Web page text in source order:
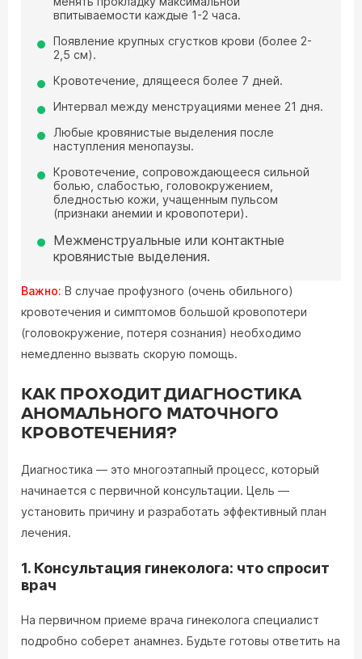
впитываемости каждые 1-2 часа.
Появление крупных сгустков крови (более 2-
2,5 см).
Кровотечение, длящееся более 7 дней.
Интервал между менструациями менее 21 дня.
Любые кровянистые выделения после
наступления менопаузы.
Кровотечение, сопровождающееся сильной
болью, слабостью, головокружением,
бледностью кожи, учащенным пульсом
(признаки анемии и кровопотери).
Межменструальные или контактные
кровянистые выделения.
Важно: В случае профузного (очень обильного)
кровотечения и симптомов большой кровопотери
(головокружение, потеря сознания) необходимо
немедленно вызвать скорую помощь.
КАК ПРОХОДИТ ДИАГНОСТИКА
АНОМАЛЬНОГО МАТОЧНОГО
КРОВОТЕЧЕНИЯ?
Диагностика — это многоэтапный процесс, который
начинается с первичной консультации. Цель —
установить причину и разработать эффективный план
лечения.
1. Консультация гинеколога: что спросит
врач
На первичном приеме врача гинеколога специалист
подробно соберет анамнез. Будьте готовы ответить на